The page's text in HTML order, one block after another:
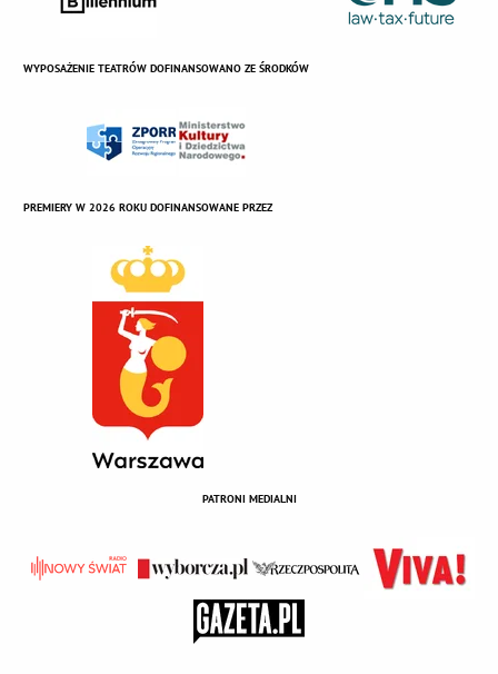
WYPOSAŻENIE TEATRÓW DOFINANSOWANO ZE ŚRODKÓW
PREMIERY W 2026 ROKU DOFINANSOWANE PRZEZ
PATRONI MEDIALNI